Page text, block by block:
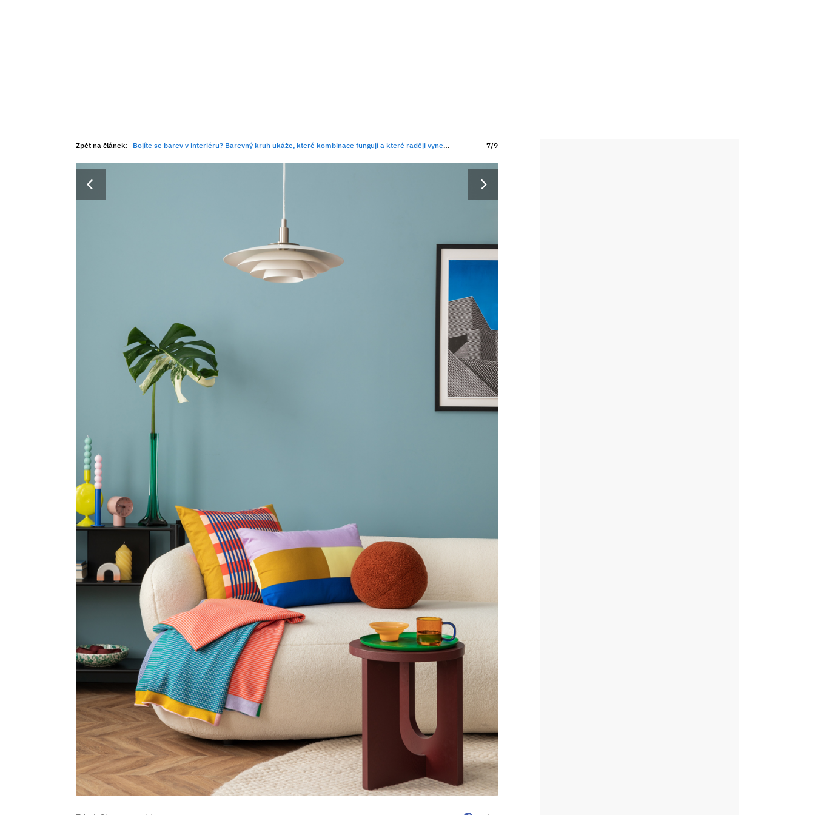
Zpět na článek: Bojíte se barev v interiéru? Barevný kruh ukáže, které kombinace fungují a které raději vynechat 7/9